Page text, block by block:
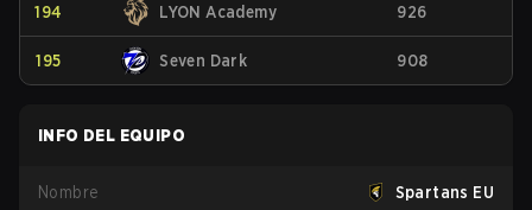
194 LYON Academy 926
195 Seven Dark 908
INFO DEL EQUIPO
Nombre Spartans EU